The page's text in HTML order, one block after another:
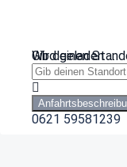
Wird geladen …
Gib deinen
0621 59581239